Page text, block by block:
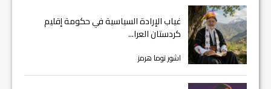
غياب الإرادة السياسية في حكومة إقليم
كردستان العرا...
اشور توما هرمز